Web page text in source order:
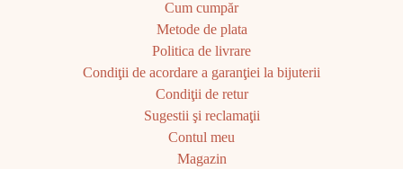
Cum cumpăr
Metode de plata
Politica de livrare
Condiţii de acordare a garanţiei la bijuterii
Condiţii de retur
Sugestii şi reclamaţii
Contul meu
Magazin